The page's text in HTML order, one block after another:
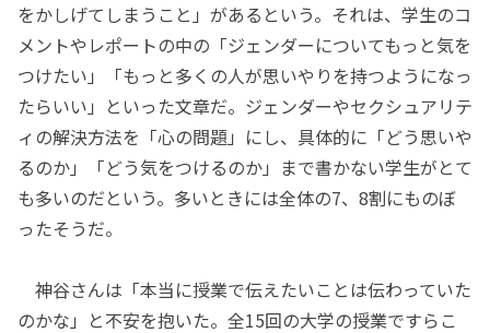
をかしげてしまうこと」があるという。それは、学生のコ
メントやレポートの中の「ジェンダーについてもっと気を
つけたい」「もっと多くの人が思いやりを持つようになっ
たらいい」といった文章だ。ジェンダーやセクシュアリテ
ィの解決方法を「心の問題」にし、具体的に「どう思いや
るのか」「どう気をつけるのか」まで書かない学生がとて
も多いのだという。多いときには全体の7、8割にものぼ
ったそうだ。
神谷さんは「本当に授業で伝えたいことは伝わっていた
のかな」と不安を抱いた。全15回の大学の授業ですらこ